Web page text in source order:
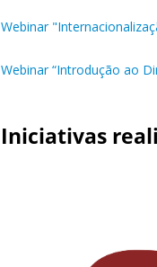
Webinar
Webinar “Introdução ao
Iniciativas